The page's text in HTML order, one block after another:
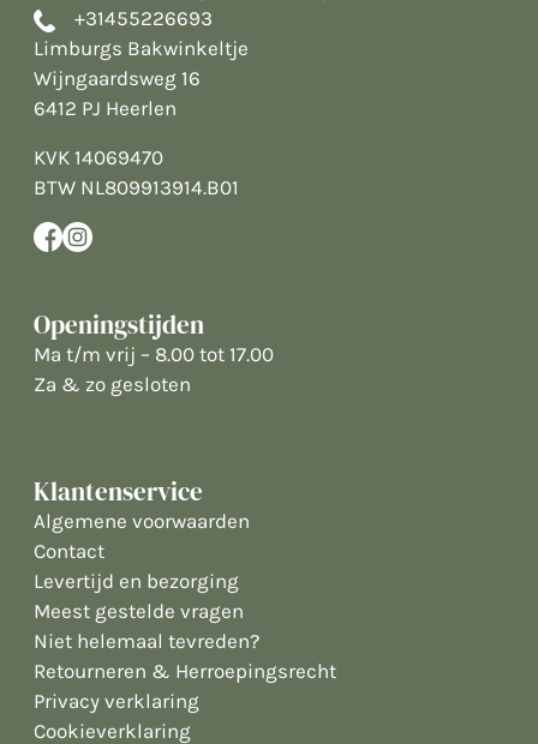
+31455226693
Limburgs Bakwinkeltje
Wijngaardsweg 16
6412 PJ Heerlen
KVK 14069470
BTW NL809913914.B01
Openingstijden
Ma t/m vrij – 8.00 tot 17.00
Za & zo gesloten
Klantenservice
Algemene voorwaarden
Contact
Levertijd en bezorging
Meest gestelde vragen
Niet helemaal tevreden?
Retourneren & Herroepingsrecht
Privacy verklaring
Cookieverklaring